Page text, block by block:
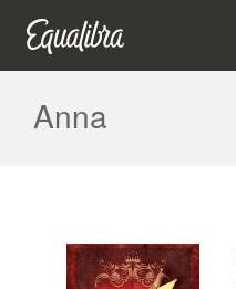
Anna